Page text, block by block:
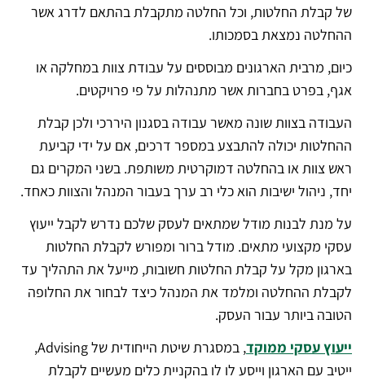
של קבלת החלטות, וכל החלטה מתקבלת בהתאם לדרג אשר
ההחלטה נמצאת בסמכותו.
כיום, מרבית הארגונים מבוססים על עבודת צוות במחלקה או
אגף, בפרט בחברות אשר מתנהלות על פי פרויקטים.
העבודה בצוות שונה מאשר עבודה בסגנון היררכי ולכן קבלת
ההחלטות יכולה להתבצע במספר דרכים, אם על ידי קביעת
ראש צוות או בהחלטה דמוקרטית משותפת. בשני המקרים גם
יחד, ניהול ישיבות הוא כלי רב ערך בעבור המנהל והצוות כאחד.
על מנת לבנות מודל שמתאים לעסק שלכם נדרש לקבל ייעוץ
עסקי מקצועי מתאים. מודל ברור ומפורש לקבלת החלטות
בארגון מקל על קבלת החלטות חשובות, מייעל את התהליך עד
לקבלת ההחלטה ומלמד את המנהל כיצד לבחור את החלופה
הטובה ביותר עבור העסק.
ייעוץ עסקי ממוקד
, במסגרת שיטת הייחודית של Advising,
ייטיב עם הארגון וייסע לו לו בהקניית כלים מעשיים לקבלת